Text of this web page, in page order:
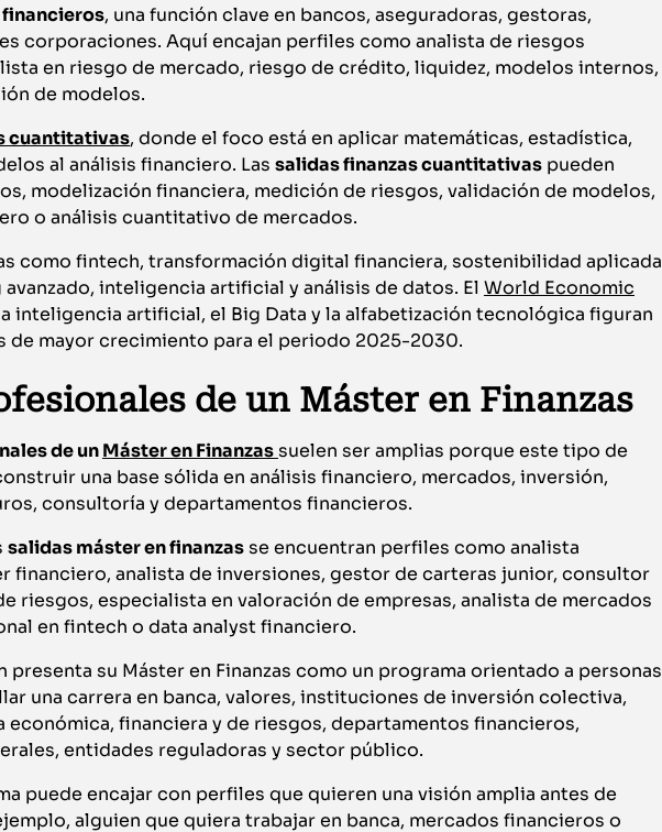
, una función clave en bancos, aseguradoras, gestoras,
corporaciones. Aquí encajan perfiles como analista de riesgos
en riesgo de mercado, riesgo de crédito, liquidez, modelos internos,
de modelos.
cuantitativas, donde el foco está en aplicar matemáticas, estadística,
al análisis financiero. Las salidas finanzas cuantitativas pueden
modelización financiera, medición de riesgos, validación de modelos,
o análisis cuantitativo de mercados.
como fintech, transformación digital financiera, sostenibilidad aplicada
inteligencia artificial y análisis de datos. El World Economic
inteligencia artificial, el Big Data y la alfabetización tecnológica figuran
de mayor crecimiento para el periodo 2025-2030.
de un Máster en Finanzas
de unMáster en Finanzassuelen ser amplias porque este tipo de
una base sólida en análisis financiero, mercados, inversión,
consultoría y departamentos financieros.
salidas máster en finanzasse encuentran perfiles como analista
financiero, analista de inversiones, gestor de carteras junior, consultor
riesgos, especialista en valoración de empresas, analista de mercados
en fintech o data analyst financiero.
presenta su Máster en Finanzas como un programa orientado a personas
una carrera en banca, valores, instituciones de inversión colectiva,
financiera y de riesgos, departamentos financieros,
entidades reguladoras y sector público.
puede encajar con perfiles que quieren una visión amplia antes de
alguien que quiera trabajar en banca, mercados financieros o